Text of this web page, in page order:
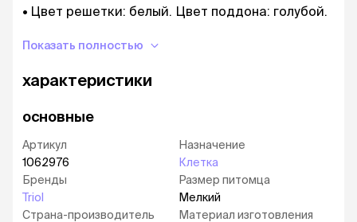
Цвет решетки: белый. Цвет поддона: голубой.
Диаметр колеса: 145 мм.
Показать полностью
характеристики
основные
Артикул
1062976
Бренды
Triol
Страна-производитель
Назначение
Клетка
Размер питомца
Мелкий
Материал изготовления